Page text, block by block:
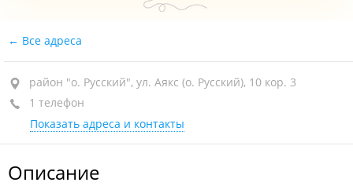
Все адреса
район "о. Русский", ул. Аякс (о. Русский), 10 кор. 3
1 телефон
Показать адреса и контакты
Описание